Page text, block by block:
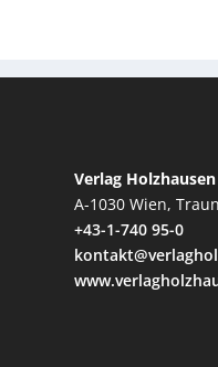
Verlag
A-1030 Wien,
+43-1-740 95-0